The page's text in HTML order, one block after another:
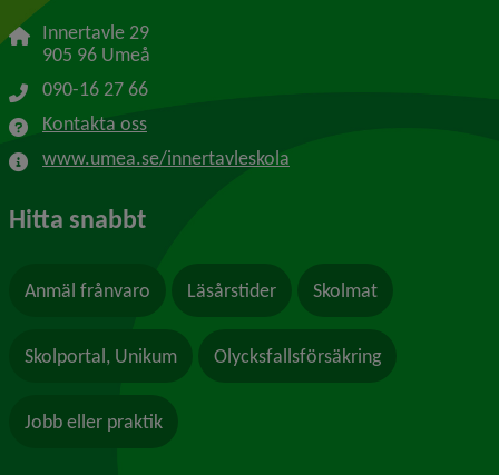
Innertavle 29
905 96 Umeå
090-16 27 66
Kontakta oss
www.umea.se/innertavleskola
Hitta snabbt
Anmäl frånvaro Läsårstider Skolmat
Skolportal, Unikum Olycksfallsförsäkring
Jobb eller praktik